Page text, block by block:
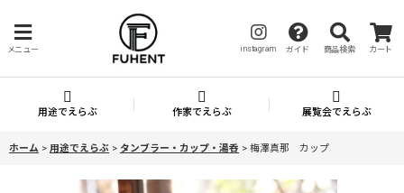
メニュー instagram ガイド 商品検索 カート
用途でえらぶ 作家でえらぶ 展覧会でえらぶ
ホーム > 用途でえらぶ > タンブラー・カップ・湯呑 > 梅澤真那 カップ